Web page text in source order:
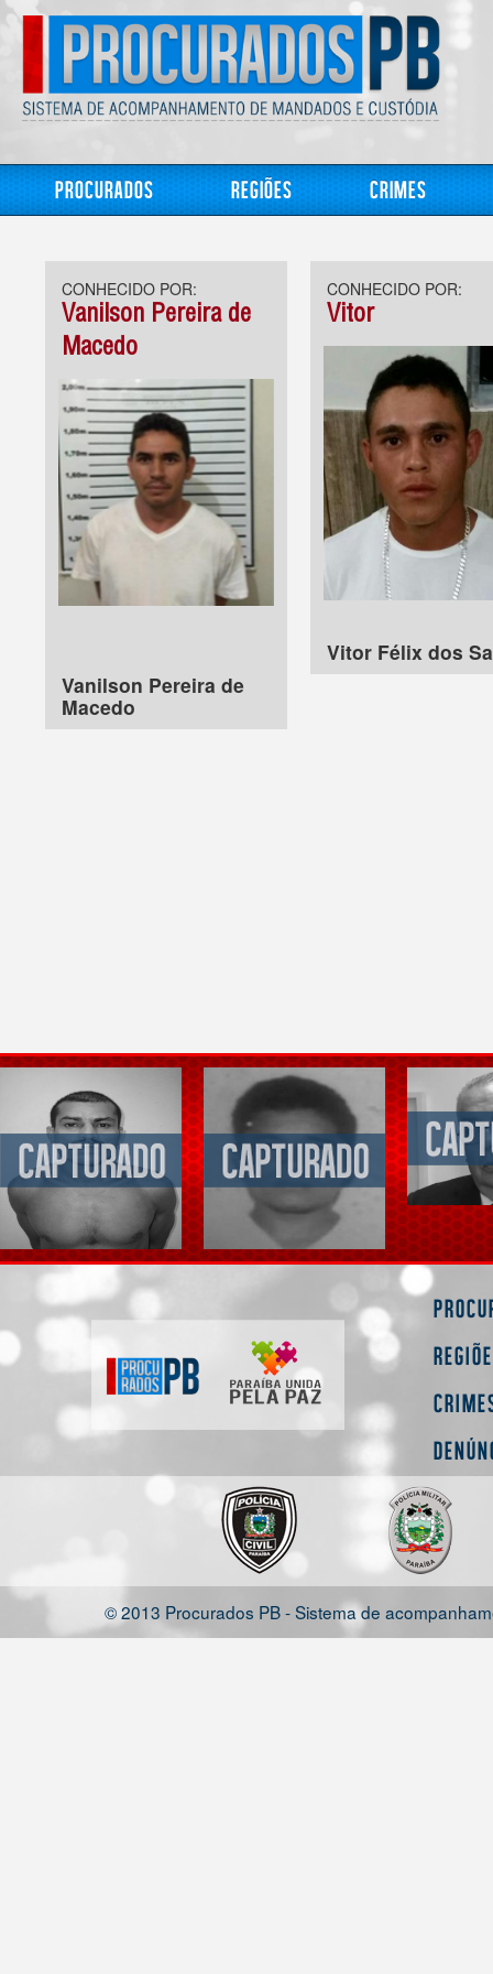
Procurados Regiões Crimes
CONHECIDO POR:
Vanilson Pereira de
Macedo
Vanilson Pereira de
Macedo
CONHECIDO POR:
Vitor
Vitor Félix dos
© 2013 Procurados PB - Sistema de